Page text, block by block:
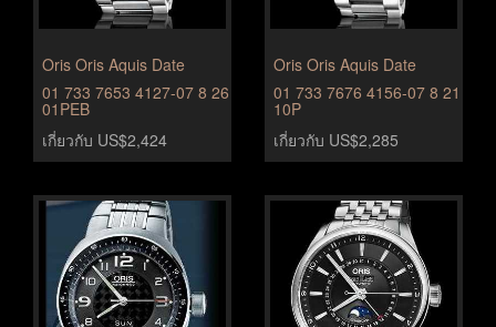
Oris Oris Aquis Date
01 733 7653 4127-07 8 26
01PEB
เกี่ยวกับ US$2,424
Oris Oris Aquis Date
01 733 7676 4156-07 8 21
10P
เกี่ยวกับ US$2,285